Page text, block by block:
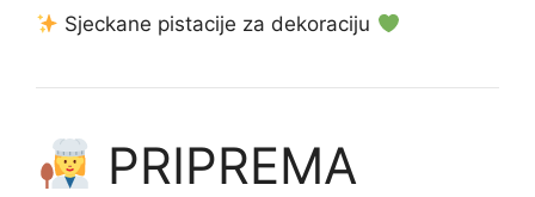
Sjeckane pistacije za dekoraciju
PRIPREMA